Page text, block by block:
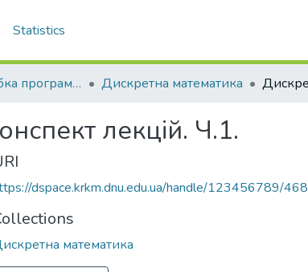
Statistics
ОПП «Розробка програмного забезпечення» Дискретна математика
лекцій. Ч.1.
dspace.krkm.dnu.edu.ua/handle/123456789/468
математика